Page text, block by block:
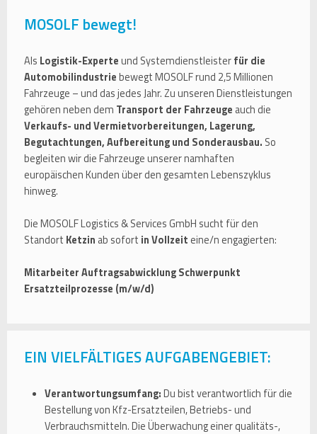
MOSOLF bewegt!
Als Logistik-Experteund Systemdienstleisterfür die
Automobilindustriebewegt MOSOLF rund 2,5 Millionen
Fahrzeuge – und das jedes Jahr. Zu unseren Dienstleistungen
gehören neben dem Transport der Fahrzeuge auch die
Verkaufs- und Vermietvorbereitungen, Lagerung,
Begutachtungen, Aufbereitung und Sonderausbau. So
begleiten wir die Fahrzeuge unserer namhaften
europäischen Kunden über den gesamten Lebenszyklus
hinweg.
Die MOSOLF Logistics & Services GmbH sucht für den
Standort Ketzin ab sofort in Vollzeit eine/n engagierten:
Mitarbeiter Auftragsabwicklung Schwerpunkt
Ersatzteilprozesse (m/w/d)
EIN VIELFÄLTIGES AUFGABENGEBIET:
Verantwortungsumfang:Du bist verantwortlich für die
Bestellung von Kfz-Ersatzteilen, Betriebs- und
Verbrauchsmitteln. Die Überwachung einer qualitäts-,